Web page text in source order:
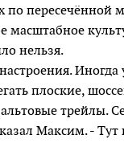
по пересечённой
масштабное
нельзя.
Иногда
плоские,
трейлы.
Максим. - Тут